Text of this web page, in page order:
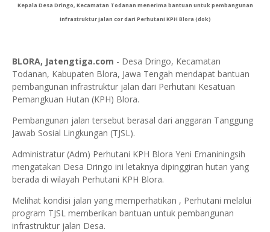
Kepala Desa Dringo, Kecamatan Todanan menerima bantuan untuk pembangunan
infrastruktur jalan cor dari Perhutani KPH Blora (dok)
BLORA, Jatengtiga.com - Desa Dringo, Kecamatan
Todanan, Kabupaten Blora, Jawa Tengah mendapat bantuan
pembangunan infrastruktur jalan dari Perhutani Kesatuan
Pemangkuan Hutan (KPH) Blora.
Pembangunan jalan tersebut berasal dari anggaran Tanggung
Jawab Sosial Lingkungan (TJSL).
Administratur (Adm) Perhutani KPH Blora Yeni Ernaniningsih
mengatakan Desa Dringo ini letaknya dipinggiran hutan yang
berada di wilayah Perhutani KPH Blora.
Melihat kondisi jalan yang memperhatikan , Perhutani melalui
program TJSL memberikan bantuan untuk pembangunan
infrastruktur jalan Desa.